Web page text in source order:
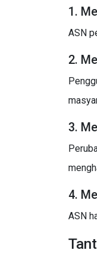
1.
ASN
2.
3.
4.
ASN